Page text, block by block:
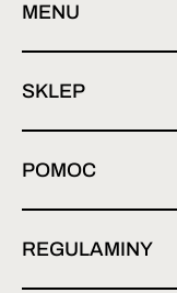
MENU
SKLEP
POMOC
REGULAMINY